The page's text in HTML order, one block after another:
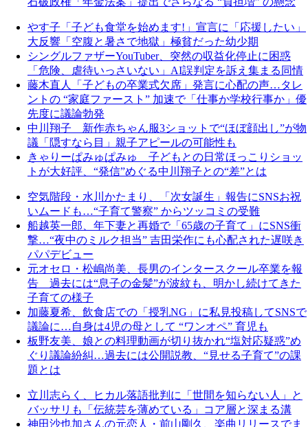
やす子「子ども食堂を始めます!」宣言に「応援したい」
大反響「空腹と暑さで地獄」極貧だった幼少期
シングルファザーYouTuber、突然の収益化停止に困惑
「危険、虐待いっさいない」AI誤判定を訴え集まる同情
藤木直人「子どもの卒業式欠席」発言に心配の声…タレ
ントの “家庭ファースト” 加速で「仕事か学校行事か」優
先度に議論勃発
中川翔子 新作赤ちゃん服3ショットで“ほぼ顔出し”が物
議「隠すなら目」親子アピールの可能性も
きゃりーぱみゅぱみゅ 子どもとの日常ほっこりショッ
トが大好評、“発信”めぐる中川翔子との“差”とは
空気階段・水川かたまり、「次女誕生」報告にSNSお祝
いムードも…“子育て警察” からツッコミの受難
船越英一郎、年下妻と再婚で「65歳の子育て」にSNS衝
撃…“夜中のミルク担当” 吉田栄作にも心配された遅咲き
パパデビュー
元オセロ・松嶋尚美、長男のインタースクール卒業を報
告 過去には“息子の金髪”が波紋も、明かし続けてきた
子育ての様子
加藤夏希、飲食店での「授乳NG」に私見投稿してSNSで
議論に…自身は4児の母として “ワンオペ” 育児も
板野友美、娘との料理動画が切り抜かれ“塩対応疑惑”め
ぐり議論紛糾…過去には公開説教、“見せる子育て”の課
題とは
立川志らく、ヒカル落語批判に「世間を知らない人」と
バッサリも「伝統芸を薄めている」コア層と深まる溝
神田沙也加さんの元恋人・前山剛久、楽曲リリースでま